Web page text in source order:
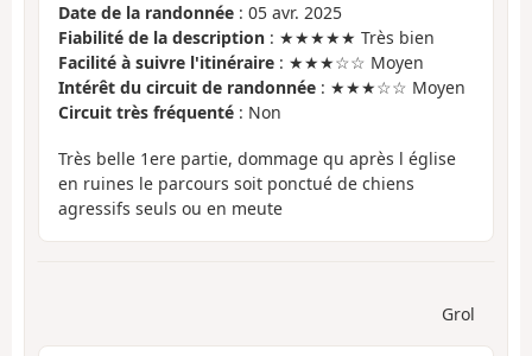
Date de la randonnée : 05 avr. 2025
Fiabilité de la description : ★★★★★ Très bien
Facilité à suivre l'itinéraire : ★★★☆☆ Moyen
Intérêt du circuit de randonnée : ★★★☆☆ Moyen
Circuit très fréquenté : Non
Très belle 1ere partie, dommage qu après l église
en ruines le parcours soit ponctué de chiens
agressifs seuls ou en meute
Grol